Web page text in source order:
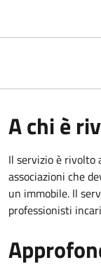
A chi è
Il servizio è rivolto
associazioni che
un immobile. Il
professionisti